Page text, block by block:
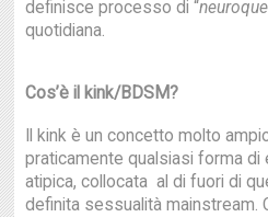
definisce processo di “
quotidiana.
Cos’è il kink/BDSM?
Il kink è un concetto molto
praticamente qualsiasi forma
atipica, collocata al di fuori di
definita sessualità mainstream.